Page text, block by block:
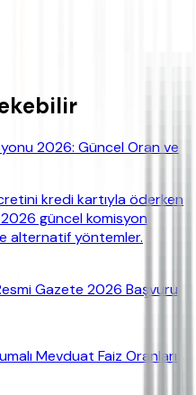
2026: Güncel Oran ve
kredi kartıyla öderken
2026 güncel komisyon
alternatif yöntemler.
Gazete 2026 Başvuru
Mevduat Faiz Oranları